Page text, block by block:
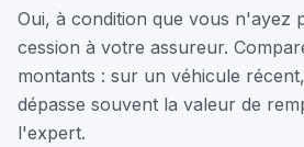
Oui, à condition que vous n'ayez
cession à votre assureur.
montants : sur un véhicule
dépasse souvent la valeur de
l'expert.